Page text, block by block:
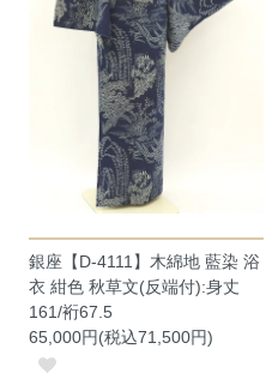
銀座【D-4111】木綿地 藍染 浴
衣 紺色 秋草文(反端付):身丈
161/裄67.5
65,000円(税込71,500円)